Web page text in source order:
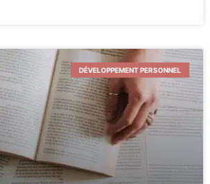
DÉVELOPPEMENT PERSONNEL